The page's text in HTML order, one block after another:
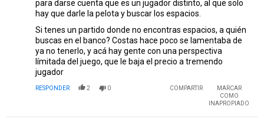
para darse cuenta que es un jugador distinto, al que solo
hay que darle la pelota y buscar los espacios.
Si tenes un partido donde no encontras espacios, a quién
buscas en el banco? Costas hace poco se lamentaba de
ya no tenerlo, y acá hay gente con una perspectiva
límitada del juego, que le baja el precio a tremendo
jugador
RESPONDER 2 0 COMPARTIR
MARCAR
COMO
INAPROPIADO